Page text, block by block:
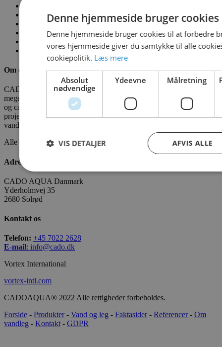
Om os
CADO er en professionel leverandør af vandleg, legepladser og
meget mere. Vi har leveret vandleg til kommuner, zoologiske haver
og campingpladser. Vi ønsker at bidrage som partner i alle faser af
projektet - fra idé til realisering. CADOAQUA er vores
vandlegeplads.
Alle fakta om CADO er tilgængelige
Adresse
CADO AQUA Danmark
Yderholmvej 35
2680 Solrød
Kontakt os
Telefon: +45 7022 2628
E-mail: info@cado.dk
Vortex International
vortex-intl.com
CADOAQUA® 2022 Alle rettigheder forbeholdes.
Forside - Produkter- Vand og leg - Faktasider- Referencer- Om
vandleg - Kontakt - GDPR
Denne hjemmeside bruger cookies
Denne hjemmeside bruger cookies til at forbedre
vores hjemmeside giver du samtykke til alle
cookiepolitik. Læs mere
Absolut
nødvendige
Ydeevne Målretning
AFVIS ALLE
VIS DETALJER